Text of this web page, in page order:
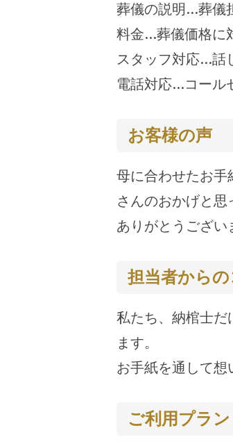
葬儀の説明…葬儀
料金…葬儀価格に
スタッフ対応…話
電話対応…コール
お客様の声
母に合わせたお手
さんのおかげと思
ありがとうござい
担当者から
私たち、納棺士だ
ます。
お手紙を通して想
ご利用プラン